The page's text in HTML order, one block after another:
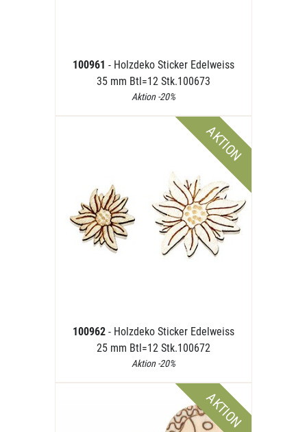
100961 - Holzdeko Sticker Edelweiss
35 mm Btl=12 Stk.100673
Aktion -20%
AKTION
100962 - Holzdeko Sticker Edelweiss
25 mm Btl=12 Stk.100672
Aktion -20%
AKTION